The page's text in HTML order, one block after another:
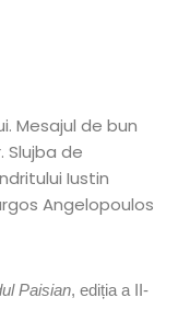
Mesajul de bun
Slujba de
Iustin
Angelopoulos
Paisian, ediția a II-